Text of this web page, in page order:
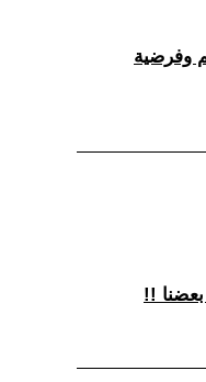
وفرضية